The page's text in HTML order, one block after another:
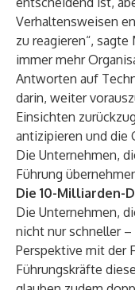
Verhaltensweisen
zu reagieren“, sagte
immer mehr
Antworten auf
darin, weiter
Einsichten
antizipieren und die
Die Unternehmen,
Führung
Die 10-Milliarden-
Die Unternehmen,
nicht nur schneller
Perspektive mit der
Führungskräfte